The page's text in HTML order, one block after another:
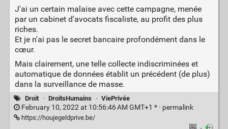
J'ai un certain malaise avec cette campagne, menée
par un cabinet d'avocats fiscaliste, au profit des plus
riches.
Et je n'ai pas le secret bancaire profondément dans le
cœur.
Mais clairement, une telle collecte indiscriminées et
automatique de données établit un précédent (de plus)
dans la surveillance de masse.
Droit · DroitsHumains · ViePrivée
February 10, 2022 at 10:56:46 AM GMT+1 * · permalink
https://houjegeldprive.be/